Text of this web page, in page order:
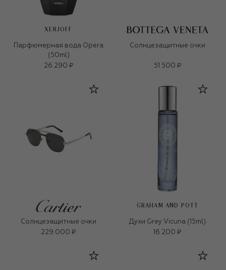
XERJOFF
Парфюмерная вода Opera
(50ml)
26 290 ₽
Солнцезащитные очки
51 500 ₽
Солнцезащитные очки
229 000 ₽
GRAHAM AND POTT
Духи Grey Vicuna (15ml)
16 200 ₽